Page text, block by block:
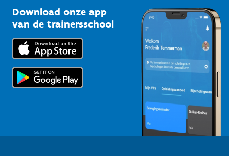
Bedrijven
Trainers en begeleiders
Topsporters
Kennisplatform
Downloads
Voor de pers
Download onze app
van de trainersschool